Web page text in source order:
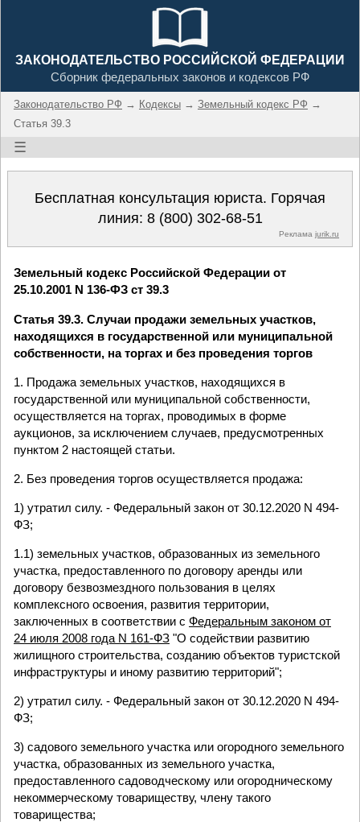
ЗАКОНОДАТЕЛЬСТВО РОССИЙСКОЙ ФЕДЕРАЦИИ
Сборник федеральных законов и кодексов РФ
Законодательство РФ → Кодексы → Земельный кодекс РФ →
Статья 39.3
☰
Бесплатная консультация юриста. Горячая
линия: 8 (800) 302-68-51
Реклама jurik.ru
Земельный кодекс Российской Федерации от
25.10.2001 N 136-ФЗ ст 39.3
Статья 39.3. Случаи продажи земельных участков,
находящихся в государственной или муниципальной
собственности, на торгах и без проведения торгов
1. Продажа земельных участков, находящихся в
государственной или муниципальной собственности,
осуществляется на торгах, проводимых в форме
аукционов, за исключением случаев, предусмотренных
пунктом 2 настоящей статьи.
2. Без проведения торгов осуществляется продажа:
1) утратил силу. - Федеральный закон от 30.12.2020 N 494-
ФЗ;
1.1) земельных участков, образованных из земельного
участка, предоставленного по договору аренды или
договору безвозмездного пользования в целях
комплексного освоения, развития территории,
заключенных в соответствии с Федеральным законом от
24 июля 2008 года N 161-ФЗ "О содействии развитию
жилищного строительства, созданию объектов туристской
инфраструктуры и иному развитию территорий";
2) утратил силу. - Федеральный закон от 30.12.2020 N 494-
ФЗ;
3) садового земельного участка или огородного земельного
участка, образованных из земельного участка,
предоставленного садоводческому или огородническому
некоммерческому товариществу, члену такого
товарищества;